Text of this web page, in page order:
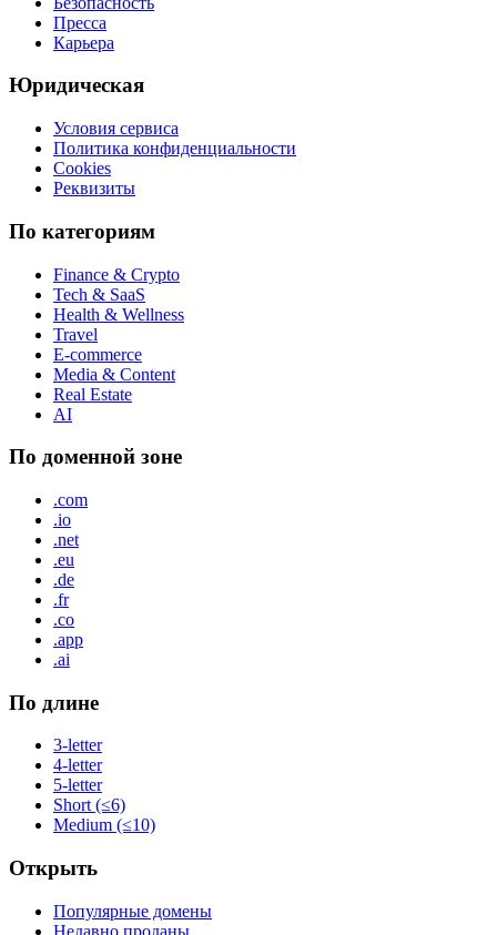
Пресса
Карьера
Юридическая
Условия сервиса
Политика конфиденциальности
Cookies
Реквизиты
По категориям
Finance & Crypto
Tech & SaaS
Health & Wellness
Travel
E-commerce
Media & Content
Real Estate
AI
По доменной зоне
.com
.io
.net
.eu
.de
.fr
.co
.app
.ai
По длине
3-letter
4-letter
5-letter
Short (≤6)
Medium (≤10)
Открыть
Популярные домены
Недавно проданы